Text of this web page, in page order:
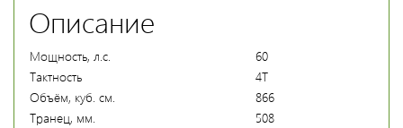
Описание
Мощность, л.с.
60
Тактность
4T
Объём, куб. см.
866
Транец, мм.
508